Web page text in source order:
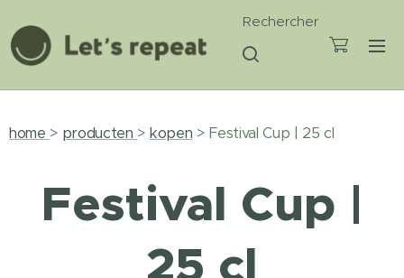
Rechercher
home > producten > kopen > Festival Cup | 25 cl
Festival Cup |
25 cl